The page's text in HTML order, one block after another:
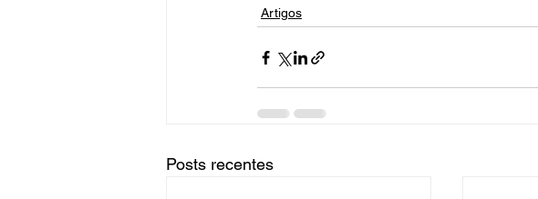
Artigos
Posts recentes